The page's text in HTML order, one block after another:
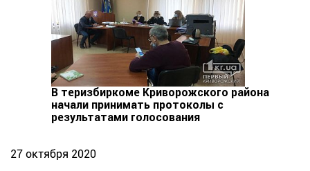
В теризбиркоме Криворожского района
начали принимать протоколы с
результатами голосования
27 октября 2020